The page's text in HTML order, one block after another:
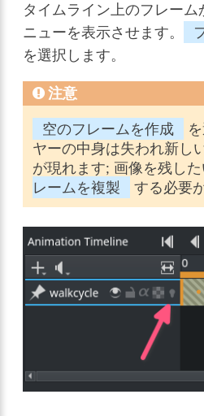
タイムライン上のフレーム
ニューを表示させます。
を選択します。
注意
空のフレームを作成
ヤーの中身は失われ新し
が現れます; 画像を残した
レームを複製
する必要